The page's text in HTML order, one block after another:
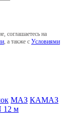
соглашаетесь на
, а также с Условиями
МАЗ КАМАЗ
12 м